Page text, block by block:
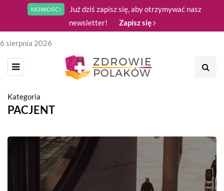
NOWOŚĆ!
Już dziś zapisz się, aby otrzymywać nasz
newsletter!
Zapisz się
6 sierpnia 2026
Kategoria
PACJENT